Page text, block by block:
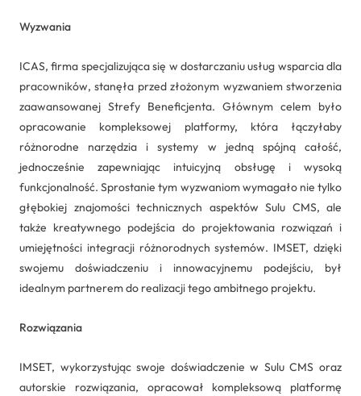
Wyzwania
ICAS, firma specjalizująca się w dostarczaniu usług wsparcia dla
pracowników, stanęła przed złożonym wyzwaniem stworzenia
zaawansowanej Strefy Beneficjenta. Głównym celem było
opracowanie kompleksowej platformy, która łączyłaby
różnorodne narzędzia i systemy w jedną spójną całość,
jednocześnie zapewniając intuicyjną obsługę i wysoką
funkcjonalność. Sprostanie tym wyzwaniom wymagało nie tylko
głębokiej znajomości technicznych aspektów Sulu CMS, ale
także kreatywnego podejścia do projektowania rozwiązań i
umiejętności integracji różnorodnych systemów. IMSET, dzięki
swojemu doświadczeniu i innowacyjnemu podejściu, był
idealnym partnerem do realizacji tego ambitnego projektu.
Rozwiązania
IMSET, wykorzystując swoje doświadczenie w Sulu CMS oraz
autorskie rozwiązania, opracował kompleksową platformę